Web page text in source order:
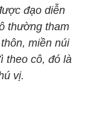
đạo diễn
thường tham
miền núi
theo cô, đó là
vị.